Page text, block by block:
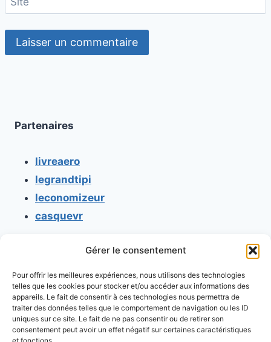
Gérer le consentement
Pour offrir les meilleures expériences, nous utilisons des technologies
telles que les cookies pour stocker et/ou accéder aux informations des
appareils. Le fait de consentir à ces technologies nous permettra de
traiter des données telles que le comportement de navigation ou les ID
uniques sur ce site. Le fait de ne pas consentir ou de retirer son
consentement peut avoir un effet négatif sur certaines caractéristiques
Partenaires
livreaero
legrandtipi
leconomizeur
casquevr
Mentions légales
Conditions générales d'utilisation
Conditions générales de vente